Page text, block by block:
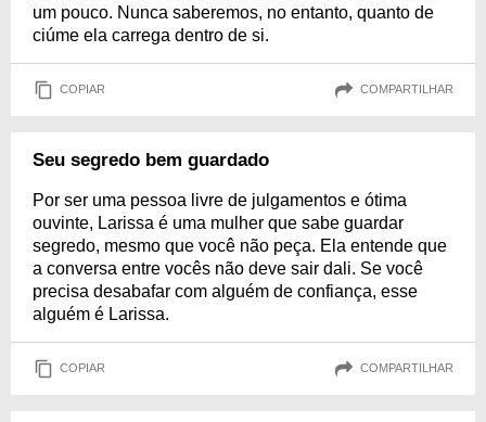
um pouco. Nunca saberemos, no entanto, quanto de
ciúme ela carrega dentro de si.
COPIAR COMPARTILHAR
Seu segredo bem guardado
Por ser uma pessoa livre de julgamentos e ótima
ouvinte, Larissa é uma mulher que sabe guardar
segredo, mesmo que você não peça. Ela entende que
a conversa entre vocês não deve sair dali. Se você
precisa desabafar com alguém de confiança, esse
alguém é Larissa.
COPIAR COMPARTILHAR